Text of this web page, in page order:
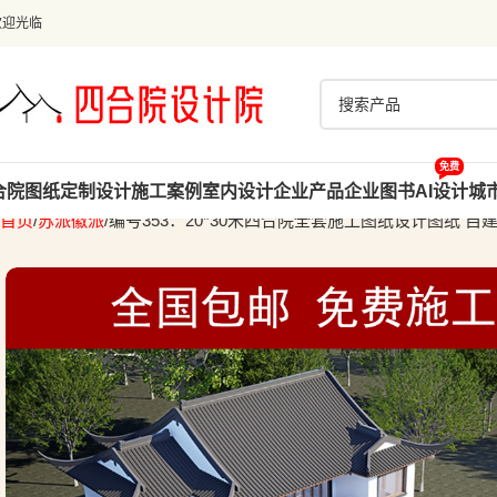
光临
院图纸定制设计施工案例 室内设计企业产品企业图书AI设计
免费
城
首页 苏派徽派 编号353：20*30米四合院全套施工图纸设计图纸 自